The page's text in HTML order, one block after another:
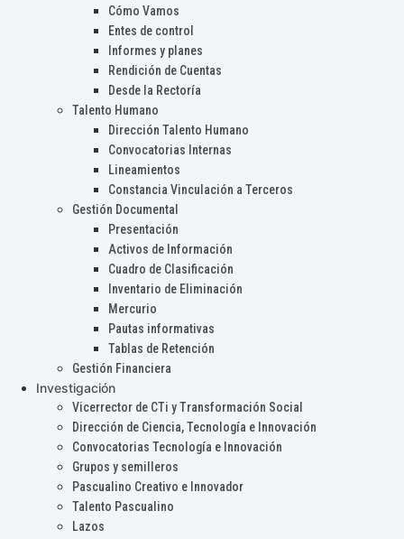
Cómo Vamos
Entes de control
Informes y planes
Rendición de Cuentas
Desde la Rectoría
Talento Humano
Dirección Talento Humano
Convocatorias Internas
Lineamientos
Constancia Vinculación a Terceros
Gestión Documental
Presentación
Activos de Información
Cuadro de Clasificación
Inventario de Eliminación
Mercurio
Pautas informativas
Tablas de Retención
Gestión Financiera
Investigación
Vicerrector de CTi y Transformación Social
Dirección de Ciencia, Tecnología e Innovación
Convocatorias Tecnología e Innovación
Grupos y semilleros
Pascualino Creativo e Innovador
Talento Pascualino
Lazos